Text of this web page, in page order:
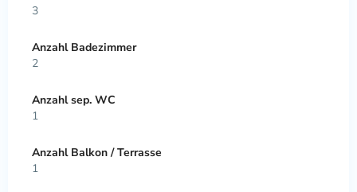
3
Anzahl Badezimmer
2
Anzahl sep. WC
1
Anzahl Balkon / Terrasse
1